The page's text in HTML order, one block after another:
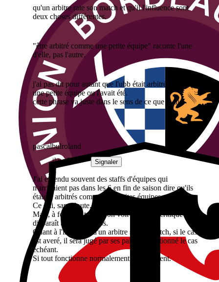
qu'un arbitre rate son match et qu'il l'influence sont
deux choses différentes.
"être arbitré comme une petite équipe" raconte l'une
d'elle, pas l'autre.
j'ai pas dit pour autant que l'ubb était arbitrée comme
une petite équipe ou l'avait été.
cette phrase va juste dans le sens de ce que je dis.
pascalbulroland
il y a 2 mois Signaler
J'ai entendu souvent des staffs d'équipes qui
n'arrivaient pas dans les 6 en fin de saison dire qu'ils
étaient arbitrés comme des petites équipes...
Ce qui, sans doute, était vrai malheureusement.
Mais, à force de travail, on voit que cette critique
disparaît au fil du temps.
Quant à l'influence d'un arbitre sur un match, si le cas
est averé, il sera jugé par ses pairs et sanctionné le cas
échéant.
Si tout fonctionne normalement évidemment.